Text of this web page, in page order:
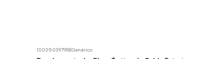
100050397918| Genérico